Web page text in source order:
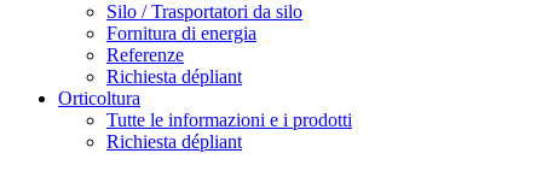
Silo / Trasportatori da silo
Fornitura di energia
Referenze
Richiesta dépliant
Orticoltura
Tutte le informazioni e i prodotti
Richiesta dépliant